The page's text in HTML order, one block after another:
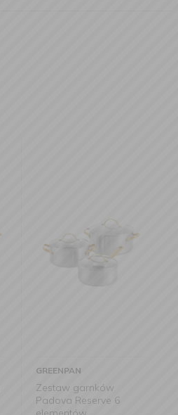
GREENPAN
Zestaw garnków
Padova Reserve 6